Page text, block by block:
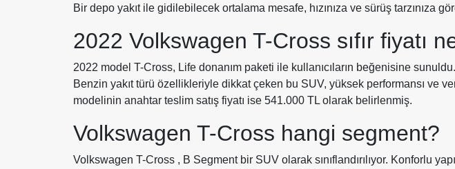
Bir depo yakıt ile gidilebilecek ortalama mesafe, hızınıza ve sürüş tarzınıza
2022 Volkswagen T-Cross sıfır fiyatı
2022 model T-Cross, Life donanım paketi ile kullanıcıların beğenisine
Benzin yakıt türü özellikleriyle dikkat çeken bu SUV, yüksek performansı ve
modelinin anahtar teslim satış fiyatı ise 541.000 TL olarak belirlenmiş.
Volkswagen T-Cross hangi segment?
Volkswagen T-Cross , B Segment bir SUV olarak sınıflandırılıyor. Konforlu